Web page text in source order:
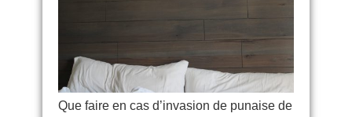
Que faire en cas d’invasion de punaise de